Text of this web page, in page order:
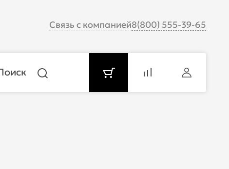
Связь с компанией8(800) 555-39-65